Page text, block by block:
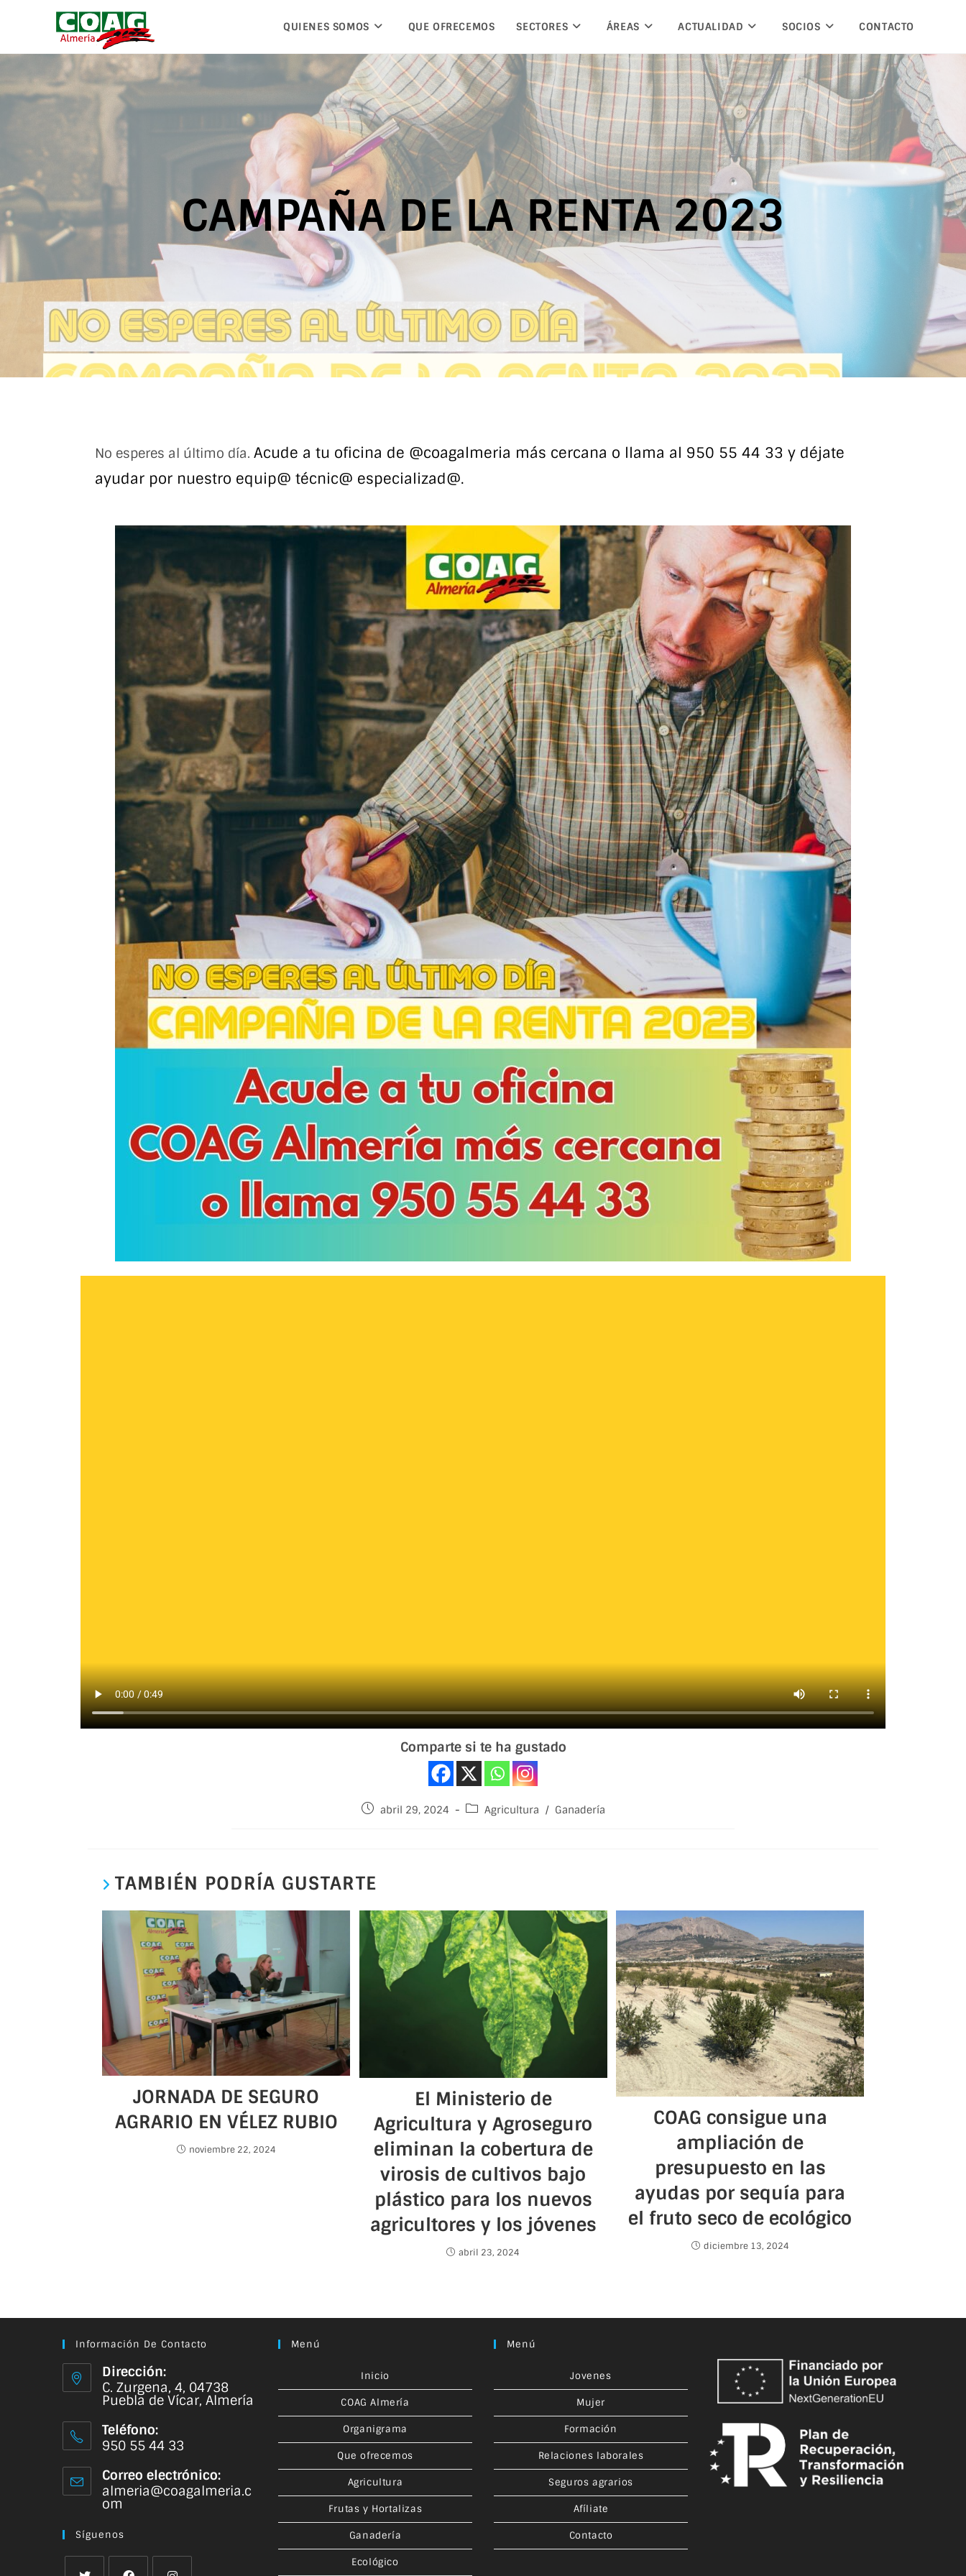
QUIENES SOMOS QUE OFRECEMOS SECTORES ÁREAS ACTUALIDAD SOCIOS CONTACTO
CAMPAÑA DE LA RENTA 2023
No esperes al último día. Acude a tu oficina de @coagalmeria más cercana o llama al 950 55 44 33 y déjate
ayudar por nuestro equip@ técnic@ especializad@.
Comparte si te ha gustado
abril 29, 2024 Agricultura / Ganadería
TAMBIÉN PODRÍA GUSTARTE
JORNADA DE SEGURO
AGRARIO EN VÉLEZ RUBIO
noviembre 22, 2024
El Ministerio de
Agricultura y Agroseguro
eliminan la cobertura de
virosis de cultivos bajo
plástico para los nuevos
agricultores y los jóvenes
abril 23, 2024
COAG consigue una
ampliación de
presupuesto en las
ayudas por sequía para
el fruto seco de ecológico
diciembre 13, 2024
Información De Contacto
Dirección:
C. Zurgena, 4, 04738
Puebla de Vícar, Almería
Teléfono:
950 55 44 33
Correo electrónico:
almeria@coagalmeria.c
om
Síguenos
Menú
Inicio
COAG Almería
Organigrama
Que ofrecemos
Agricultura
Frutas y Hortalizas
Ganadería
Ecológico
Menú
Jovenes
Mujer
Formación
Relaciones laborales
Seguros agrarios
Afíliate
Contacto